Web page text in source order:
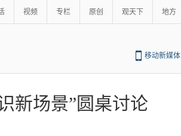
视频 专栏 原创 观天下 地方
移动新媒体
新场景”圆桌讨论